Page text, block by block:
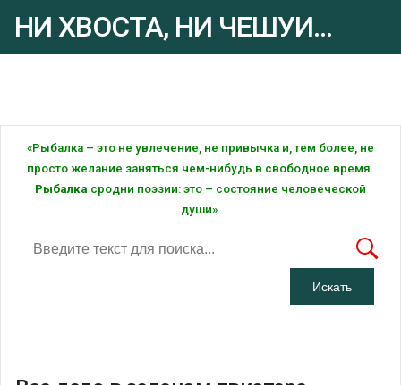
НИ ХВОСТА, НИ ЧЕШУИ...
«Рыбалка – это не увлечение, не привычка и, тем более, не
просто желание заняться чем-нибудь в свободное время.
Рыбалка сродни поэзии: это – состояние человеческой
души».